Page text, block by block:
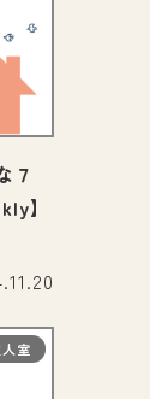
７
】
室